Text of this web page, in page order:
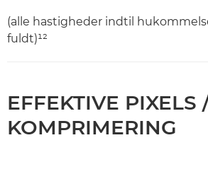
(alle hastigheder indtil
fuldt)¹²
EFFEKTIVE PIXELS
KOMPRIMERING